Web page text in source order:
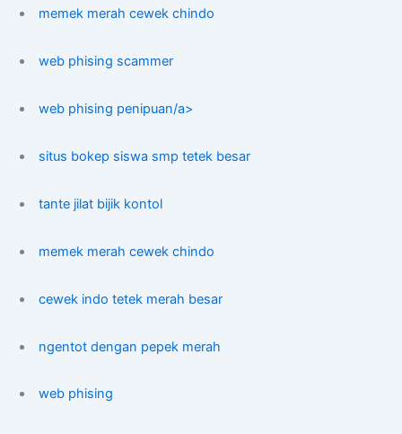
memek merah cewek chindo
web phising scammer
web phising penipuan/a>
situs bokep siswa smp tetek besar
tante jilat bijik kontol
memek merah cewek chindo
cewek indo tetek merah besar
ngentot dengan pepek merah
web phising